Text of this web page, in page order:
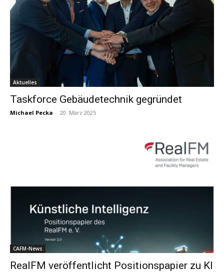
Aktuelles
Taskforce Gebäudetechnik gegründet
Michael Pecka - 20. März 2025
CAFM-News
RealFM veröffentlicht Positionspapier zu KI